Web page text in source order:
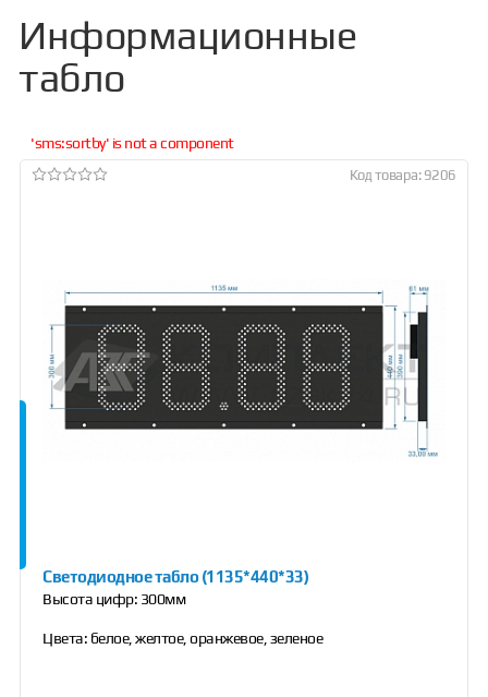
Информационные
табло
'sms:sortby' is not a component
Код товара: 9206
Светодиодное табло (1135*440*33)
Высота цифр: 300мм
Цвета: белое, желтое, оранжевое, зеленое